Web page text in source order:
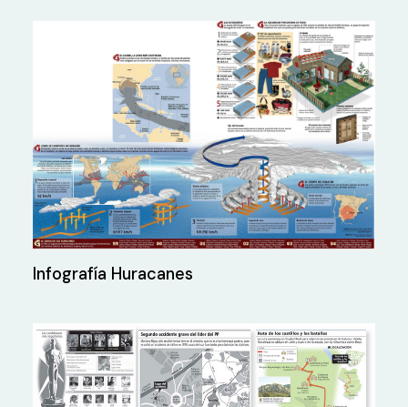
Infografía Huracanes